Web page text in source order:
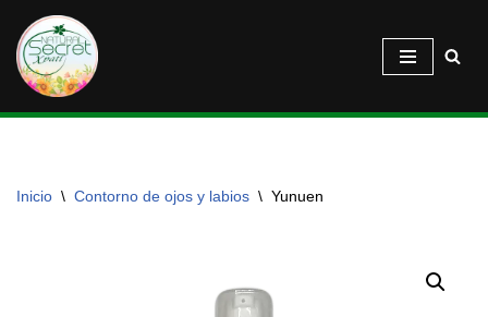
Saltar
al
contenido
Inicio \ Contorno de ojos y labios \ Yunuen